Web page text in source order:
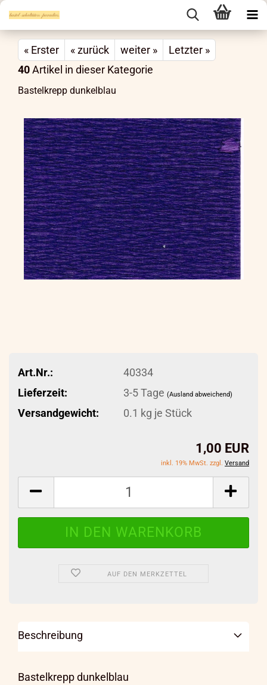
« Erster « zurück weiter »
Letzter »
40Artikel in dieser Kategorie
Bastelkrepp dunkelblau
Art.Nr.:
40334
Lieferzeit:
3-5 Tage (Ausland abweichend)
Versandgewicht: 0.1 kg je Stück
1,00 EUR
inkl. 19% MwSt. zzgl. Versand
AUF DEN MERKZETTEL
Beschreibung
Bastelkrepp dunkelblau